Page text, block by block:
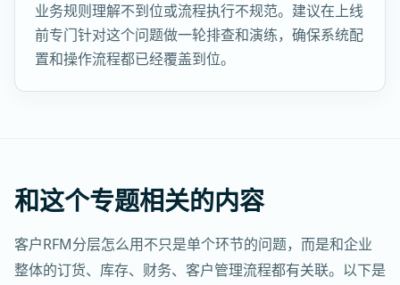
业务规则理解不到位或流程执行不规范。建议在上线
前专门针对这个问题做一轮排查和演练，确保系统配
置和操作流程都已经覆盖到位。
和这个专题相关的内容
客户RFM分层怎么用不只是单个环节的问题，而是和企业
整体的订货、库存、财务、客户管理流程都有关联。以下是